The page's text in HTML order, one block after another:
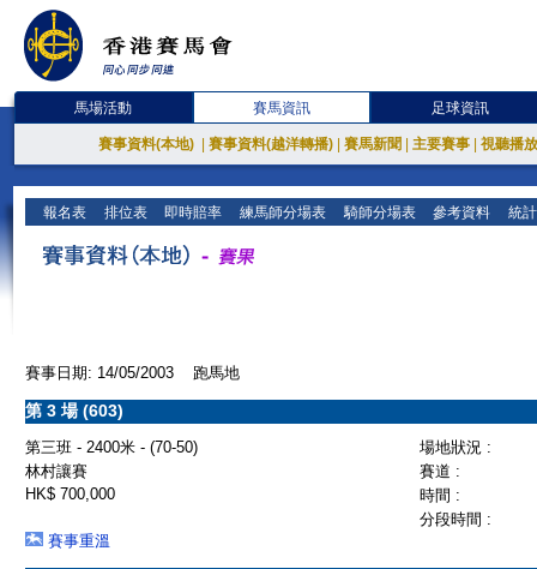
馬場活動 賽馬資訊 足球資訊
賽事資料(本地) 賽事資料(越洋轉播) 賽馬新聞 主要賽事 視聽播
報名表 排位表 即時賠率 練馬師分場表 騎師分場表 參考資料 統
賽事日期: 14/05/2003 跑馬地
第 3 場 (603)
第三班 - 2400米 - (70-50)
場地狀況 :
林村讓賽
賽道 :
HK$ 700,000
時間 :
分段時間 :
賽事重溫